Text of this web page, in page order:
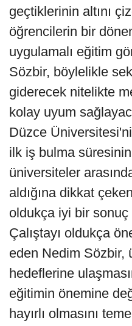
geçtiklerinin altını
öğrencilerin bir
uygulamalı eğitim
Sözbir, böylelikle
giderecek nitelikte
kolay uyum
Düzce
ilk iş bulma
üniversiteler
aldığına dikkat
oldukça iyi bir
Çalıştayı oldukça
eden Nedim Sözbir,
hedeflerine
eğitimin önemine
hayırlı olmasını